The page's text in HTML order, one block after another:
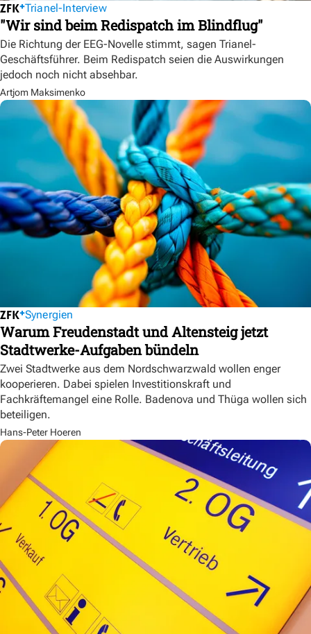
Trianel-Interview
"Wir sind beim Redispatch im Blindflug"
Die Richtung der EEG-Novelle stimmt, sagen Trianel-
Geschäftsführer. Beim Redispatch seien die Auswirkungen
jedoch noch nicht absehbar.
Artjom Maksimenko
Synergien
Warum Freudenstadt und Altensteig jetzt
Stadtwerke-Aufgaben bündeln
Zwei Stadtwerke aus dem Nordschwarzwald wollen enger
kooperieren. Dabei spielen Investitionskraft und
Fachkräftemangel eine Rolle. Badenova und Thüga wollen sich
beteiligen.
Hans-Peter Hoeren